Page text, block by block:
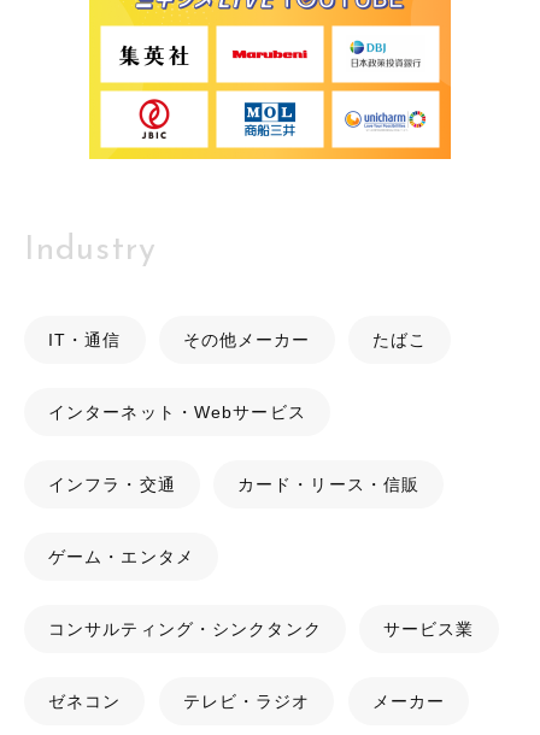
Industry
IT・通信 その他メーカー たばこ
インターネット・Webサービス
インフラ・交通 カード・リース・信販
ゲーム・エンタメ
コンサルティング・シンクタンク サービス業
ゼネコン テレビ・ラジオ メーカー